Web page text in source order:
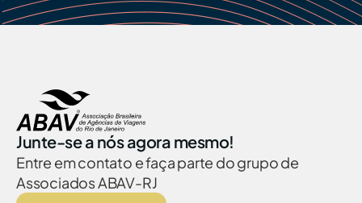
Junte-se a nós agora mesmo!
Entre em contato e faça parte do grupo de
Associados ABAV-RJ